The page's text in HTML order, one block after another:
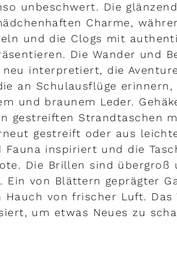
unbeschwert. Die
Charme,
und die Clogs mit
Die Wander und
interpretiert, die
an Schulausflüge
und braunem Leder.
gestreiften Strandtaschen
gestreift oder aus
inspiriert und die
Die Brillen sind übergroß
Ein von Blättern geprägter
Hauch von frischer Luft. Das
um etwas Neues zu